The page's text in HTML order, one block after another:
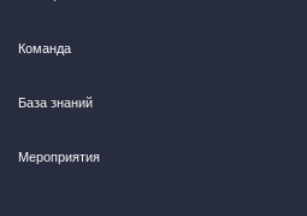
Команда
База знаний
Мероприятия